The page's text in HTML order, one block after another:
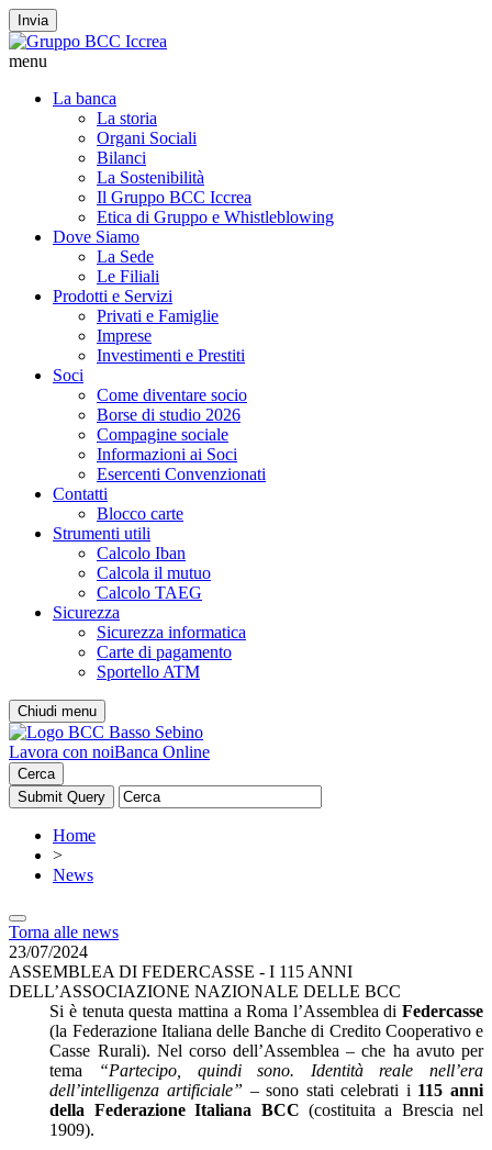
Invia
menu
La banca
La storia
Organi Sociali
Bilanci
La Sostenibilità
Il Gruppo BCC Iccrea
Etica di Gruppo e Whistleblowing
Dove Siamo
La Sede
Le Filiali
Prodotti e Servizi
Privati e Famiglie
Imprese
Investimenti e Prestiti
Soci
Come diventare socio
Borse di studio 2026
Compagine sociale
Informazioni ai Soci
Esercenti Convenzionati
Contatti
Blocco carte
Strumenti utili
Calcolo Iban
Calcola il mutuo
Calcolo TAEG
Sicurezza
Sicurezza informatica
Carte di pagamento
Sportello ATM
Chiudi menu
Lavora con noiBanca Online
Cerca
Home
>
News
Torna alle news
23/07/2024
ASSEMBLEA DI FEDERCASSE - I 115 ANNI
DELL’ASSOCIAZIONE NAZIONALE DELLE BCC
Si è tenuta questa mattina a Roma l’Assemblea di Federcasse
(la Federazione Italiana delle Banche di Credito Cooperativo e
Casse Rurali). Nel corso dell’Assemblea – che ha avuto per
tema
“Partecipo, quindi sono. Identità reale nell’era
dell’intelligenza artificiale” – sono stati celebrati i 115 anni
della Federazione Italiana BCC (costituita a Brescia nel
1909).